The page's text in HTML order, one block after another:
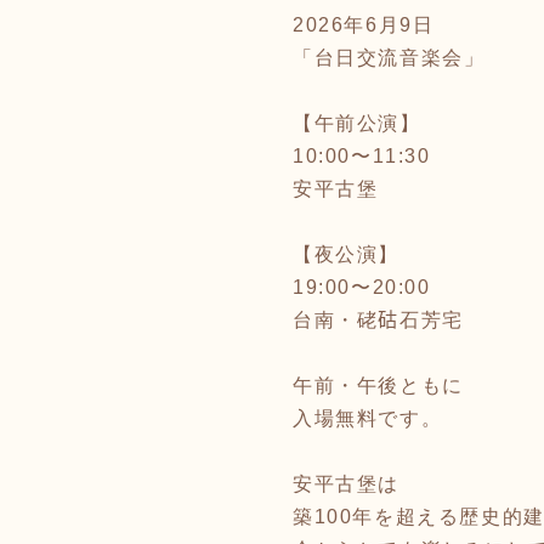
2026年6月9日
「台日交流音楽会」
【午前公演】
10:00〜11:30
安平古堡
【夜公演】
19:00〜20:00
台南・硓𥑮石芳宅
午前・午後ともに
入場無料です。
安平古堡は
築100年を超える歴史的